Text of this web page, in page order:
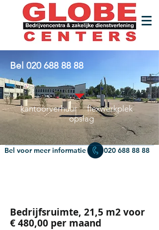
Bel 020 688 88 88
kantoorverhuur flexwerkplek
opslag
Bel voor meer informatie020 688 88 88
Bedrijfsruimte, 21,5 m2 voor
€ 480,00 per maand